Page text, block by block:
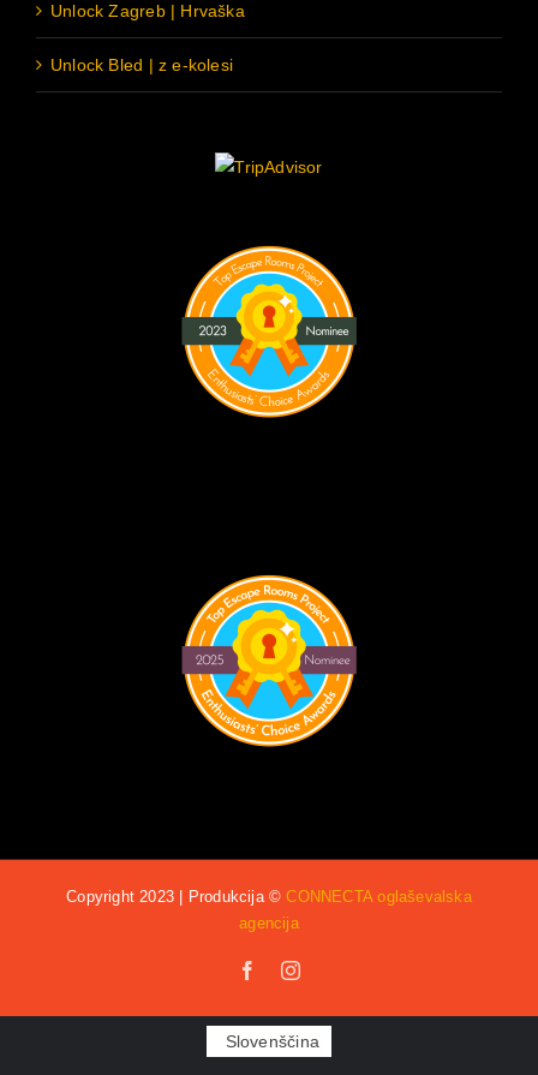
Unlock Zagreb | Hrvaška
Unlock Bled | z e-kolesi
Copyright 2023 | Produkcija ©CONNECTA oglaševalska
agencija
FacebookInstagram
Slovenščina